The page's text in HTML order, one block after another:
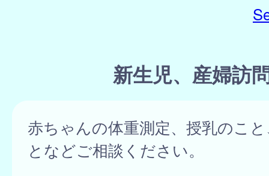
新生児、産婦訪
赤ちゃんの体重測定、授乳のこ
となどご相談ください。